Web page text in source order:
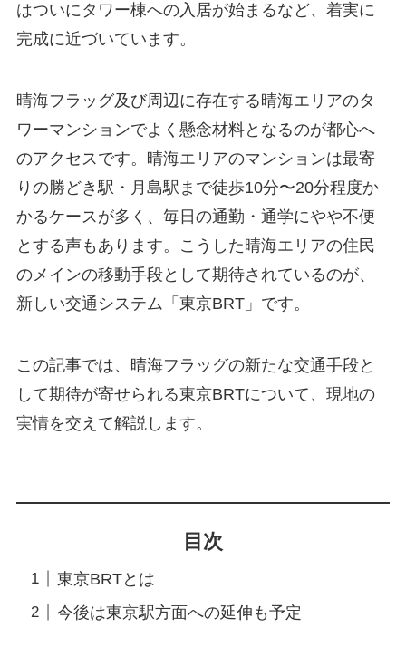
はついにタワー棟への入居が始まるなど、着実に
完成に近づいています。
晴海フラッグ及び周辺に存在する晴海エリアのタ
ワーマンションでよく懸念材料となるのが都心へ
のアクセスです。晴海エリアのマンションは最寄
りの勝どき駅・月島駅まで徒歩10分〜20分程度か
かるケースが多く、毎日の通勤・通学にやや不便
とする声もあります。こうした晴海エリアの住民
のメインの移動手段として期待されているのが、
新しい交通システム「東京BRT」です。
この記事では、晴海フラッグの新たな交通手段と
して期待が寄せられる東京BRTについて、現地の
実情を交えて解説します。
目次
東京BRTとは
今後は東京駅方面への延伸も予定